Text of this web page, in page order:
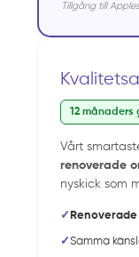
Tillgång till
12 månaders
Vårt
renoverade
nyskick som
✓
✓Samma